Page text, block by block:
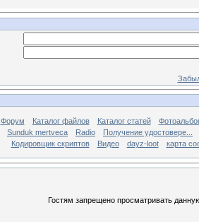
Форум Каталог файлов Каталог статей
Sunduk mertveca Radio
Получение удостовере...
Кодировщик скриптов
Видео dayz-loot карта
Гостям запрещено просматривать